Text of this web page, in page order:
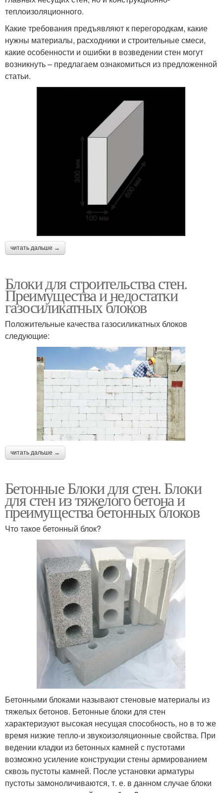
теплоизоляционного.
Какие требования предъявляют к перегородкам, какие
нужны материалы, расходники и строительные смеси,
какие особенности и ошибки в возведении стен могут
возникнуть – предлагаем ознакомиться из предложенной
статьи.
читать дальше →
Блоки для строительства стен.
Преимущества и недостатки
газосиликатных блоков
Положительные качества газосиликатных блоков
следующие:
читать дальше →
Бетонные Блоки для стен. Блоки
для стен из тяжелого бетона и
преимущества бетонных блоков
Что такое бетонный блок?
Бетонными блоками называют стеновые материалы из
тяжелых бетонов. Бетонные блоки для стен
характеризуют высокая несущая способность, но в то же
время низкие тепло-и звукоизоляционные свойства. При
ведении кладки из бетонных камней с пустотами
возможно усиление конструкции стены армированием
сквозь пустоты камней. После установки арматуры
пустоты замоноличиваются, т. е. в данном случае блоки